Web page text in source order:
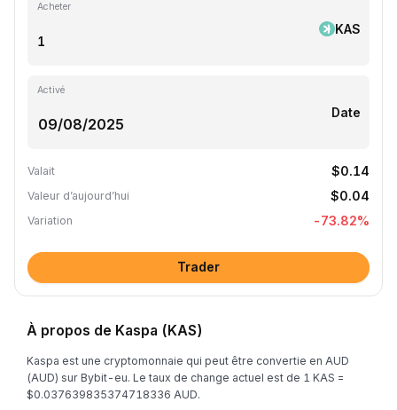
Acheter
KAS
Activé
Date
Valait $0.14
Valeur d’aujourd’hui $0.04
Variation -73.82%
Trader
À propos de Kaspa (KAS)
Kaspa est une cryptomonnaie qui peut être convertie en AUD
(AUD) sur Bybit-eu. Le taux de change actuel est de 1 KAS =
$0.037639835374718336 AUD.